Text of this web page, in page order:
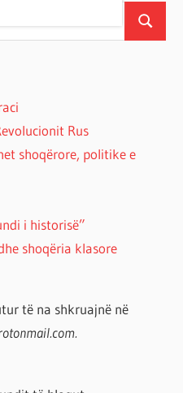
Search
Rus
shoqërore, politike e
i historisë”
shoqëria klasore
të na shkruajnë në